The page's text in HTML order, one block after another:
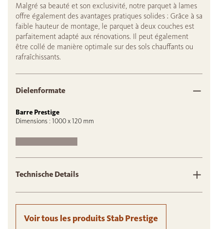
Malgré sa beauté et son exclusivité, notre parquet à lames
offre également des avantages pratiques solides : Grâce à sa
faible hauteur de montage, le parquet à deux couches est
parfaitement adapté aux rénovations. Il peut également
être collé de manière optimale sur des sols chauffants ou
rafraîchissants.
Dielenformate
Barre Prestige
Dimensions : 1000 x 120 mm
Technische Details
Voir tous les produits Stab Prestige